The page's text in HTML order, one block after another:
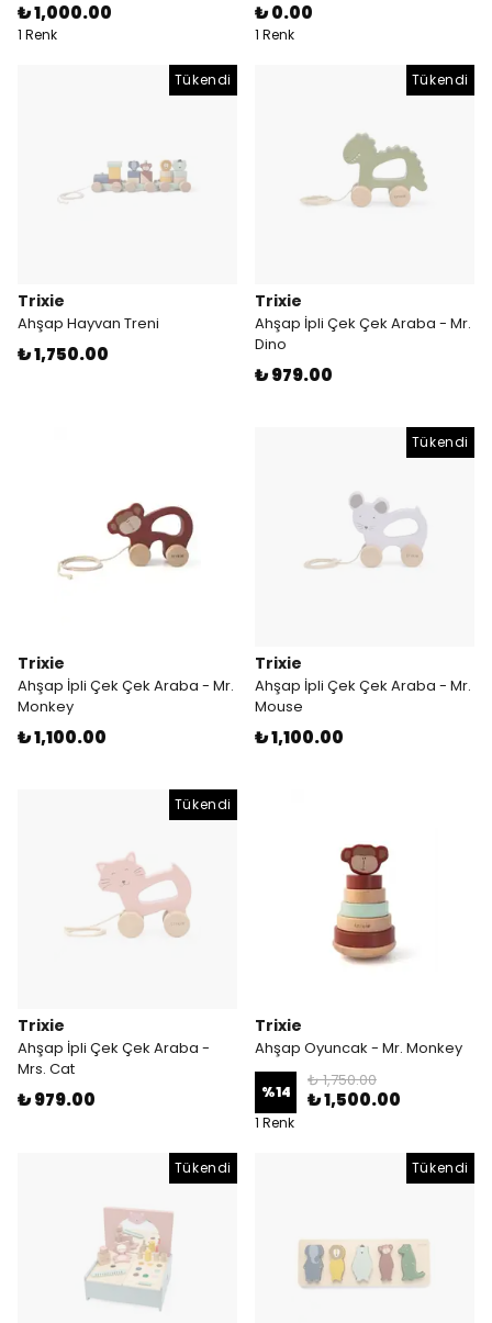
₺ 1,000.00
1 Renk
₺ 0.00
1 Renk
Tükendi
Trixie
Ahşap Hayvan Treni
₺ 1,750.00
Tükendi
Trixie
Ahşap İpli Çek Çek Araba - Mr.
Dino
₺ 979.00
Trixie
Ahşap İpli Çek Çek Araba - Mr.
Monkey
₺ 1,100.00
Tükendi
Trixie
Ahşap İpli Çek Çek Araba - Mr.
Mouse
₺ 1,100.00
Tükendi
Trixie
Ahşap İpli Çek Çek Araba -
Mrs. Cat
₺ 979.00
Trixie
Ahşap Oyuncak - Mr. Monkey
%14
₺ 1,750.00
₺ 1,500.00
1 Renk
Tükendi Tükendi